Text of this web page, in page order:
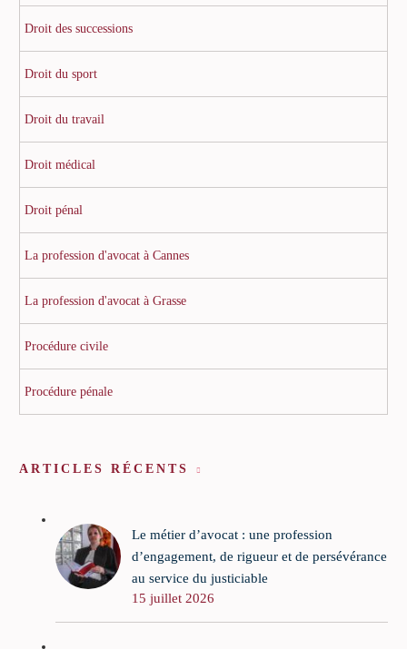
Droit des successions
Droit du sport
Droit du travail
Droit médical
Droit pénal
La profession d'avocat à Cannes
La profession d'avocat à Grasse
Procédure civile
Procédure pénale
ARTICLES RÉCENTS
Le métier d’avocat : une profession
d’engagement, de rigueur et de persévérance
au service du justiciable
15 juillet 2026